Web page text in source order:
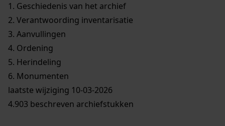
1. Geschiedenis van het archief
2. Verantwoording inventarisatie
3. Aanvullingen
4. Ordening
5. Herindeling
6. Monumenten
laatste wijziging 10-03-2026
4.903 beschreven archiefstukken